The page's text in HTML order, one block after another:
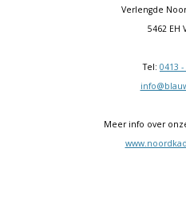
Verlengde
5462 EH
Tel: 0413 -
Meer info over